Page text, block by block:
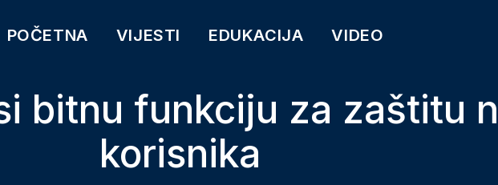
POČETNA VIJESTI EDUKACIJA VIDEO
bitnu funkciju za zaštitu
korisnika